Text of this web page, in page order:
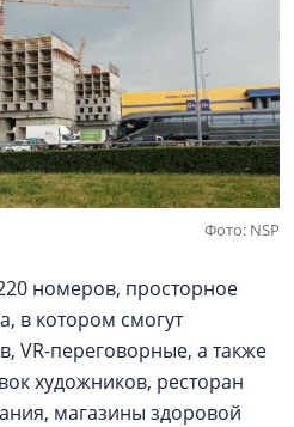
Фото: NSP
номеров, просторное
в котором смогут
VR-переговорные, а также
художников, ресторан
магазины здоровой